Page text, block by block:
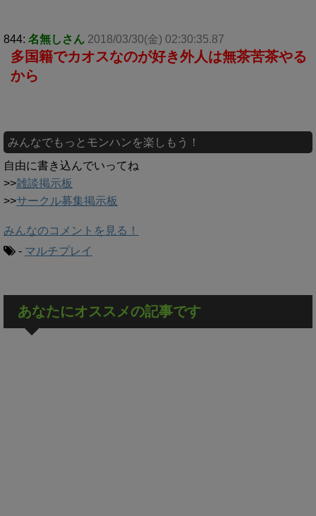
844: 名無しさん 2018/03/30(金) 02:30:35.87
多国籍でカオスなのが好き外人は無茶苦茶やる
から
みんなでもっとモンハンを楽しもう！
自由に書き込んでいってね
>>雑談掲示板
>>サークル募集掲示板
みんなのコメントを見る！
- マルチプレイ
あなたにオススメの記事です